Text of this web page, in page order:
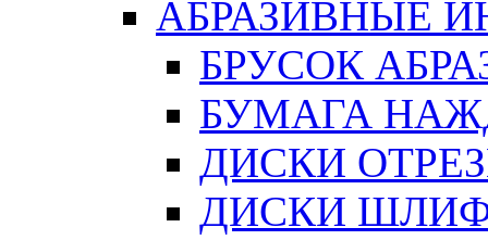
АБРАЗИВНЫЕ
БРУСОК
БУМАГА
ДИСКИ
ДИСКИ